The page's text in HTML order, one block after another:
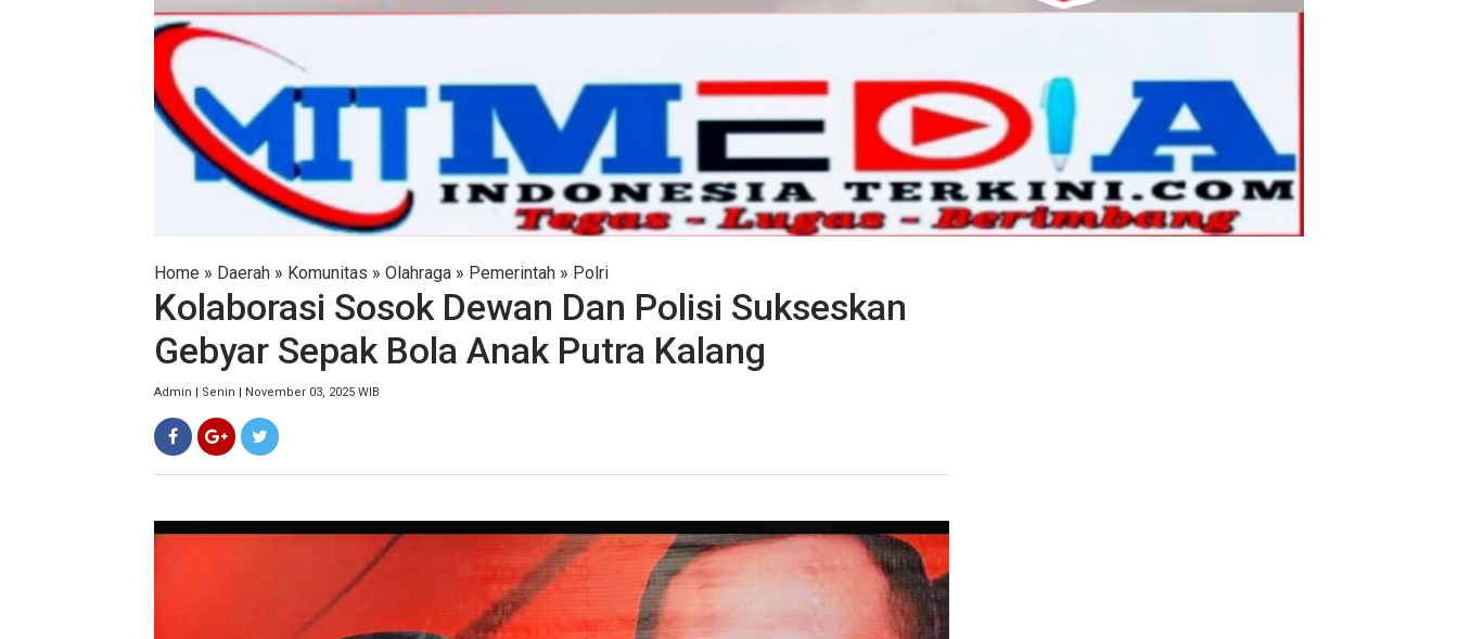
Home » Daerah » Komunitas » Olahraga » Pemerintah » Polri
Kolaborasi Sosok Dewan Dan Polisi Sukseskan
Gebyar Sepak Bola Anak Putra Kalang
Admin | Senin | November 03, 2025 WIB